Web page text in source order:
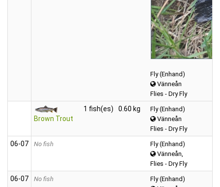
Fly (Enhand)
Vänneån
Flies - Dry Fly
Brown Trout
1 fish(es) 0.60 kg
Fly (Enhand)
Vänneån
Flies - Dry Fly
06‑07 No fish
Fly (Enhand)
Vänneån,
Flies - Dry Fly
06‑07 No fish
Fly (Enhand)